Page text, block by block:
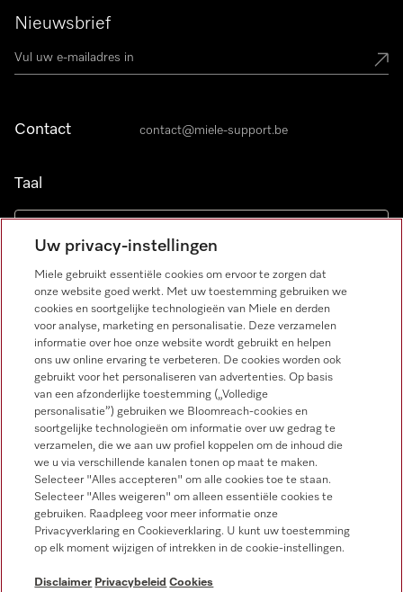
Nieuwsbrief
Contact contact@miele-support.be
Taal
Wettelijke Informatie
Algemene voorwaarden
Privacybeleid
Gebruiksvoorwaarden
Toegankelijkheidsverklaring
Digital Services Act
Miele op Facebook
Miele op Youtube
Miele op Instagram
Miele op Pinterest
Uw privacy-instellingen
Miele gebruikt essentiële cookies om ervoor te zorgen dat
onze website goed werkt. Met uw toestemming gebruiken we
cookies en soortgelijke technologieën van Miele en derden
voor analyse, marketing en personalisatie. Deze verzamelen
informatie over hoe onze website wordt gebruikt en helpen
ons uw online ervaring te verbeteren. De cookies worden ook
gebruikt voor het personaliseren van advertenties. Op basis
van een afzonderlijke toestemming („Volledige
personalisatie”) gebruiken we Bloomreach-cookies en
soortgelijke technologieën om informatie over uw gedrag te
verzamelen, die we aan uw profiel koppelen om de inhoud die
we u via verschillende kanalen tonen op maat te maken.
Selecteer "Alles accepteren" om alle cookies toe te staan.
Selecteer "Alles weigeren" om alleen essentiële cookies te
gebruiken. Raadpleeg voor meer informatie onze
Privacyverklaring en Cookieverklaring. U kunt uw toestemming
op elk moment wijzigen of intrekken in de cookie-instellingen.
Disclaimer Privacybeleid Cookies